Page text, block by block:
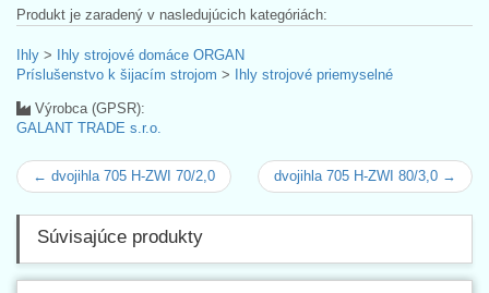
Produkt je zaradený v nasledujúcich kategóriách:
Ihly > Ihly strojové domáce ORGAN
Príslušenstvo k šijacím strojom > Ihly strojové priemyselné
Výrobca (GPSR):
GALANT TRADE s.r.o.
← dvojihla 705 H-ZWI 70/2,0 dvojihla 705 H-ZWI 80/3,0 →
Súvisajúce produkty